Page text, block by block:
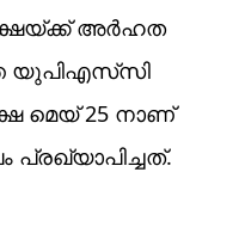
അർഹത
യുപിഎസ്‌സി
മെയ് 25 നാണ്